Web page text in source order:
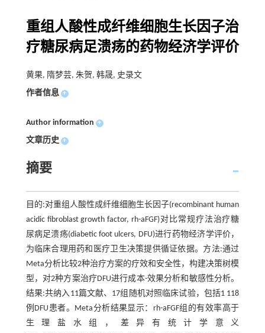
重组人酸性成纤维细胞生长因子治
疗糖尿病足溃疡的药物经济学评价
黄果, 隋梦芸, 朱贺, 韩晟, 史录文
作者信息 +
Author information +
文章历史 +
摘要
目的:对重组人酸性成纤维细胞生长因子(recombinant human
acidic fibroblast growth factor, rh-aFGF)对比常规疗法治疗糖
尿病足溃疡(diabetic foot ulcers, DFU)进行药物经济学评价，
为临床合理用药和医疗卫生决策提供循证依据。方法:通过
Meta分析比较2种治疗方案的疗效和安全性，构建决策树模
型，对2种方案治疗DFU进行成本-效果分析和敏感性分析。
结果:共纳入11篇文献、17组随机对照临床试验，包括1 118
例DFU患者。Meta分析结果显示：rh-aFGF组的有效率高于
生理盐水组，差异有统计学意义